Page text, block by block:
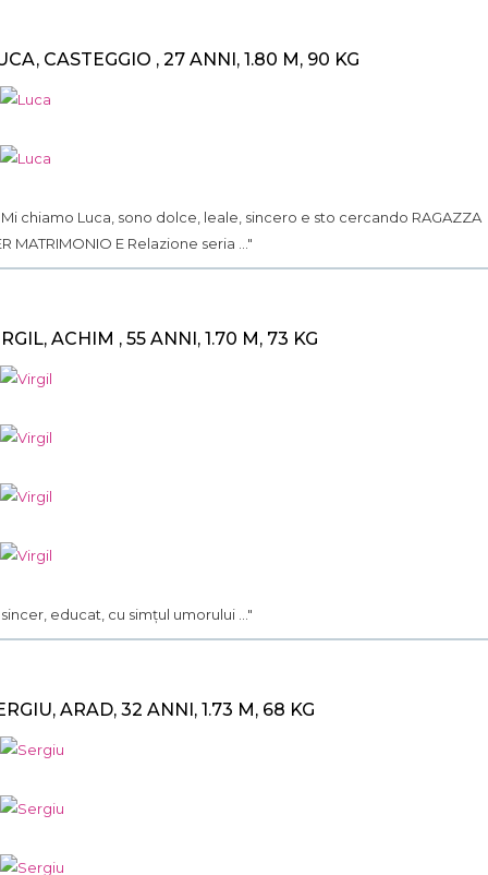
CASTEGGIO , 27 ANNI, 1.80 M, 90 KG
Mi chiamo Luca, sono dolce, leale, sincero e sto cercando RAGAZZA
MATRIMONIO E Relazione seria ..."
ACHIM , 55 ANNI, 1.70 M, 73 KG
sincer, educat, cu simțul umorului ..."
ARAD, 32 ANNI, 1.73 M, 68 KG